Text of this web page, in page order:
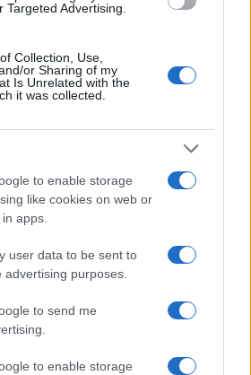
Targeted Advertising.
Collection, Use,
or Sharing of my
Is Unrelated with the
it was collected.
to enable storage
like cookies on web or
apps.
user data to be sent to
purposes.
to send me
to enable storage
Vízummentesen